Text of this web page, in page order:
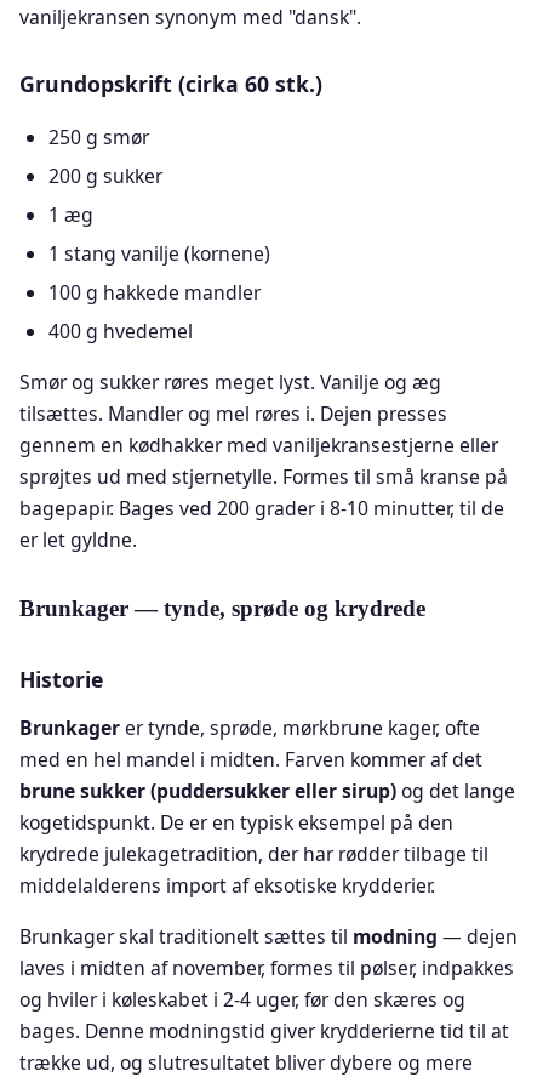
vaniljekransen synonym med "dansk".
Grundopskrift (cirka 60 stk.)
250 g smør
200 g sukker
1 æg
1 stang vanilje (kornene)
100 g hakkede mandler
400 g hvedemel
Smør og sukker røres meget lyst. Vanilje og æg
tilsættes. Mandler og mel røres i. Dejen presses
gennem en kødhakker med vaniljekransestjerne eller
sprøjtes ud med stjernetylle. Formes til små kranse på
bagepapir. Bages ved 200 grader i 8-10 minutter, til de
er let gyldne.
Brunkager — tynde, sprøde og krydrede
Historie
Brunkagerer tynde, sprøde, mørkbrune kager, ofte
med en hel mandel i midten. Farven kommer af det
brune sukker (puddersukker eller sirup)og det lange
kogetidspunkt. De er en typisk eksempel på den
krydrede julekagetradition, der har rødder tilbage til
middelalderens import af eksotiske krydderier.
Brunkager skal traditionelt sættes til modning — dejen
laves i midten af november, formes til pølser, indpakkes
og hviler i køleskabet i 2-4 uger, før den skæres og
bages. Denne modningstid giver krydderierne tid til at
trække ud, og slutresultatet bliver dybere og mere